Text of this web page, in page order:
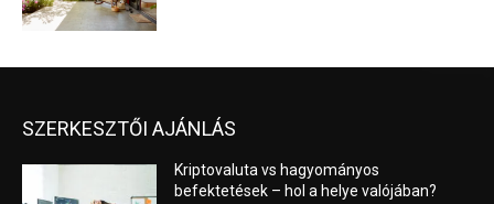
SZERKESZTŐI AJÁNLÁS
Kriptovaluta vs hagyományos
befektetések – hol a helye valójában?